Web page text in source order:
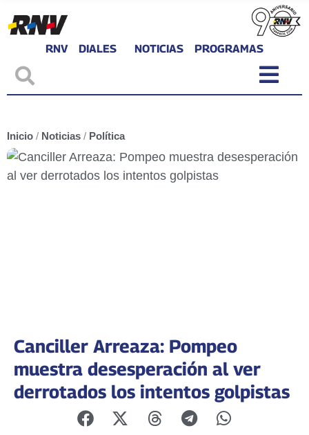
RNV DIALES NOTICIAS PROGRAMAS
Inicio / Noticias / Política
Canciller Arreaza: Pompeo
muestra desesperación al ver
derrotados los intentos golpistas